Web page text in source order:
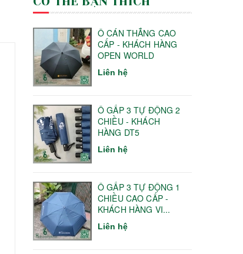
Ô CÁN THẲNG CAO
CẤP - KHÁCH HÀNG
OPEN WORLD
Liên hệ
Ô GẤP 3 TỰ ĐỘNG 2
CHIỀU - KHÁCH
HÀNG DT5
Liên hệ
Ô GẤP 3 TỰ ĐỘNG 1
CHIỀU CAO CẤP -
KHÁCH HÀNG VI...
Liên hệ